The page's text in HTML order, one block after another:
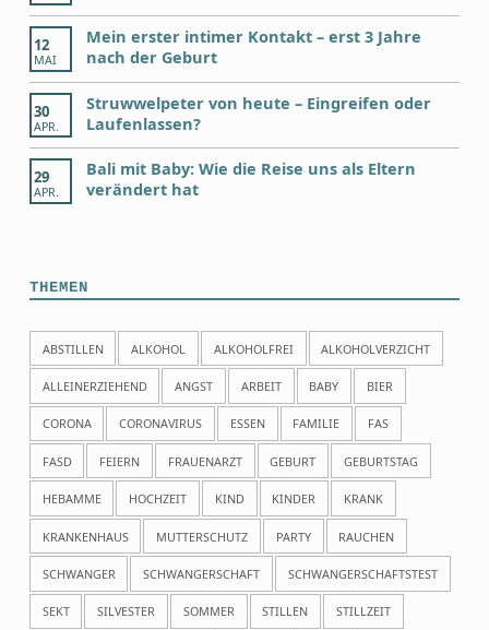
12
MAI
Mein erster intimer Kontakt – erst 3 Jahre
nach der Geburt
30
APR.
Struwwelpeter von heute – Eingreifen oder
Laufenlassen?
29
APR.
Bali mit Baby: Wie die Reise uns als Eltern
verändert hat
THEMEN
ABSTILLEN ALKOHOL ALKOHOLFREI ALKOHOLVERZICHT
ALLEINERZIEHEND ANGST ARBEIT BABY BIER
CORONA CORONAVIRUS ESSEN FAMILIE FAS
FASD FEIERN FRAUENARZT GEBURT GEBURTSTAG
HEBAMME HOCHZEIT KIND KINDER KRANK
KRANKENHAUS MUTTERSCHUTZ PARTY RAUCHEN
SCHWANGER SCHWANGERSCHAFT SCHWANGERSCHAFTSTEST
SEKT SILVESTER SOMMER STILLEN STILLZEIT